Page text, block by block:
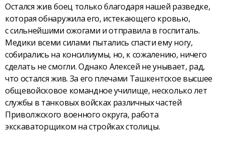
Остался жив боец только благодаря нашей разведке,
которая обнаружила его, истекающего кровью,
с сильнейшими ожогами и отправила в госпиталь.
Медики всеми силами пытались спасти ему ногу,
собирались на консилиумы, но, к сожалению, ничего
сделать не смогли. Однако Алексей не унывает, рад,
что остался жив. За его плечами Ташкентское высшее
общевойсковое командное училище, несколько лет
службы в танковых войсках различных частей
Приволжского военного округа, работа
экскаваторщиком на стройках столицы.